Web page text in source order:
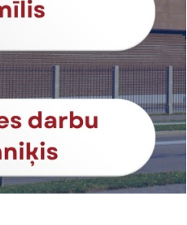
Sekojiet mums